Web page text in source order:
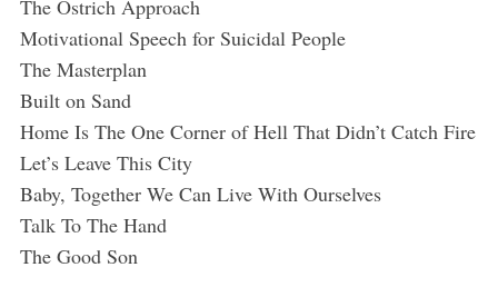
The Ostrich Approach
Motivational Speech for Suicidal People
The Masterplan
Built on Sand
Home Is The One Corner of Hell That Didn’t Catch Fire
Let’s Leave This City
Baby, Together We Can Live With Ourselves
Talk To The Hand
The Good Son